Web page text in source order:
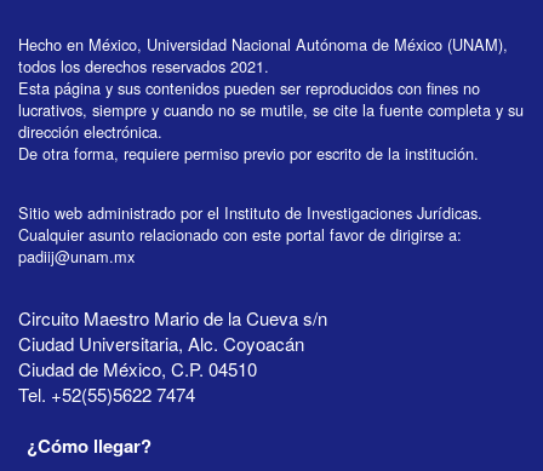
Hecho en México, Universidad Nacional Autónoma de México (UNAM),
todos los derechos reservados 2021.
Esta página y sus contenidos pueden ser reproducidos con fines no
lucrativos, siempre y cuando no se mutile, se cite la fuente completa y su
dirección electrónica.
De otra forma, requiere permiso previo por escrito de la institución.
Sitio web administrado por el Instituto de Investigaciones Jurídicas.
Cualquier asunto relacionado con este portal favor de dirigirse a:
padiij@unam.mx
Circuito Maestro Mario de la Cueva s/n
Ciudad Universitaria, Alc. Coyoacán
Ciudad de México, C.P. 04510
Tel. +52(55)5622 7474
¿Cómo llegar?